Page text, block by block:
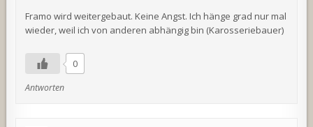
Framo wird weitergebaut. Keine Angst. Ich hänge grad nur mal
wieder, weil ich von anderen abhängig bin (Karosseriebauer)
0
Antworten